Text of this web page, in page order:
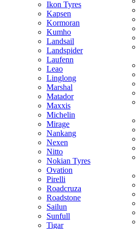
Ikon Tyres
Kapsen
Kormoran
Kumho
Landsail
Landspider
Laufenn
Leao
Linglong
Marshal
Matador
Maxxis
Michelin
Mirage
Nankang
Nexen
Nitto
Nokian Tyres
Ovation
Pirelli
Roadcruza
Roadstone
Sailun
Sunfull
Tigar